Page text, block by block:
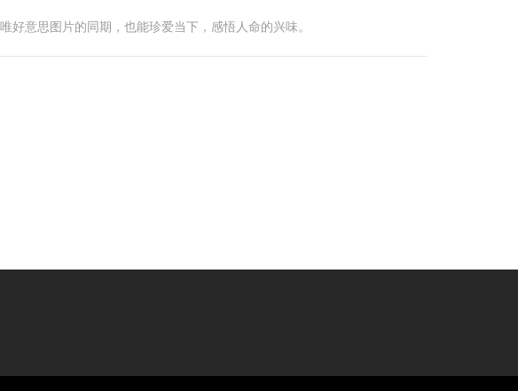
意思图片的同期，也能珍爱当下，感悟人命的兴味。